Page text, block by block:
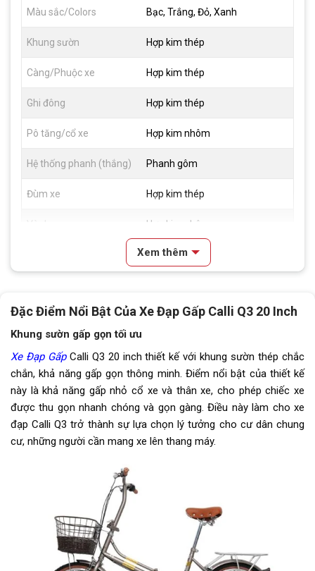
Màu sắc/Colors Bạc, Trắng, Đỏ, Xanh
Khung sườn Hợp kim thép
Càng/Phuộc xe Hợp kim thép
Ghi đông Hợp kim thép
Pô tăng/cổ xe Hợp kim nhôm
Hệ thống phanh (thắng) Phanh gôm
Đùm xe Hợp kim thép
Hợp kim nhôm
Kenda 20×1.75
Tăng tốc sau (Gạt líp) Shimano Tourney
đạn
Dĩa 1 Tầng
Líp
Líp vặn Shimano MF-TZ500 7
tầng
Trọng lượng xe
Trọng lượng thùng 16.6kg-126x20x62
Xem thêm
Đặc Điểm Nổi Bật Của Xe Đạp Gấp Calli Q3 20 Inch
Khung sườn gấp gọn tối ưu
Xe Đạp GấpCalli Q3 20 inch thiết kế với khung sườn thép chắc
chắn, khả năng gấp gọn thông minh. Điểm nổi bật của thiết kế
này là khả năng gấp nhỏ cổ xe và thân xe, cho phép chiếc xe
được thu gọn nhanh chóng và gọn gàng. Điều này làm cho xe
đạp Calli Q3 trở thành sự lựa chọn lý tưởng cho cư dân chung
cư, những người cần mang xe lên thang máy.